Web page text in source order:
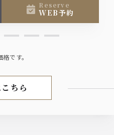
reserve
WEB予約
です。
宴会コース
ちら